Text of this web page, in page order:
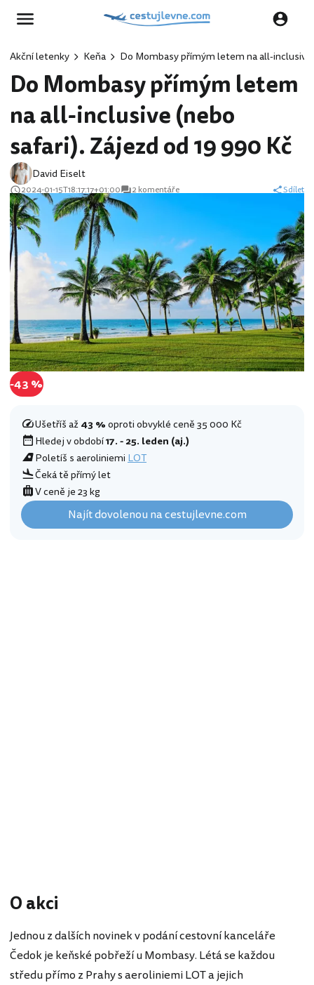
Akční letenky Keňa Do Mombasy přímým letem na all-inclusive
Do Mombasy přímým letem
na all-inclusive (nebo
safari). Zájezd od 19 990 Kč
David Eiselt
2024-01-15T18:17:17+01:00 2 komentáře Sdílet
-43 %
Ušetříš až43 %oproti obvyklé ceně 35 000 Kč
Hledej v období17. - 25. leden (aj.)
Poletíš s aeroliniemiLOT
Čeká tě přímý let
V ceně je 23 kg
Najít dovolenou na cestujlevne.com
O akci
Jednou z dalších novinek v podání cestovní kanceláře
Čedok je keňské pobřeží u Mombasy. Létá se každou
středu přímo z Prahy s aeroliniemi LOT a jejich